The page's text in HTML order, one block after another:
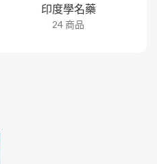
印度學名藥
24 商品